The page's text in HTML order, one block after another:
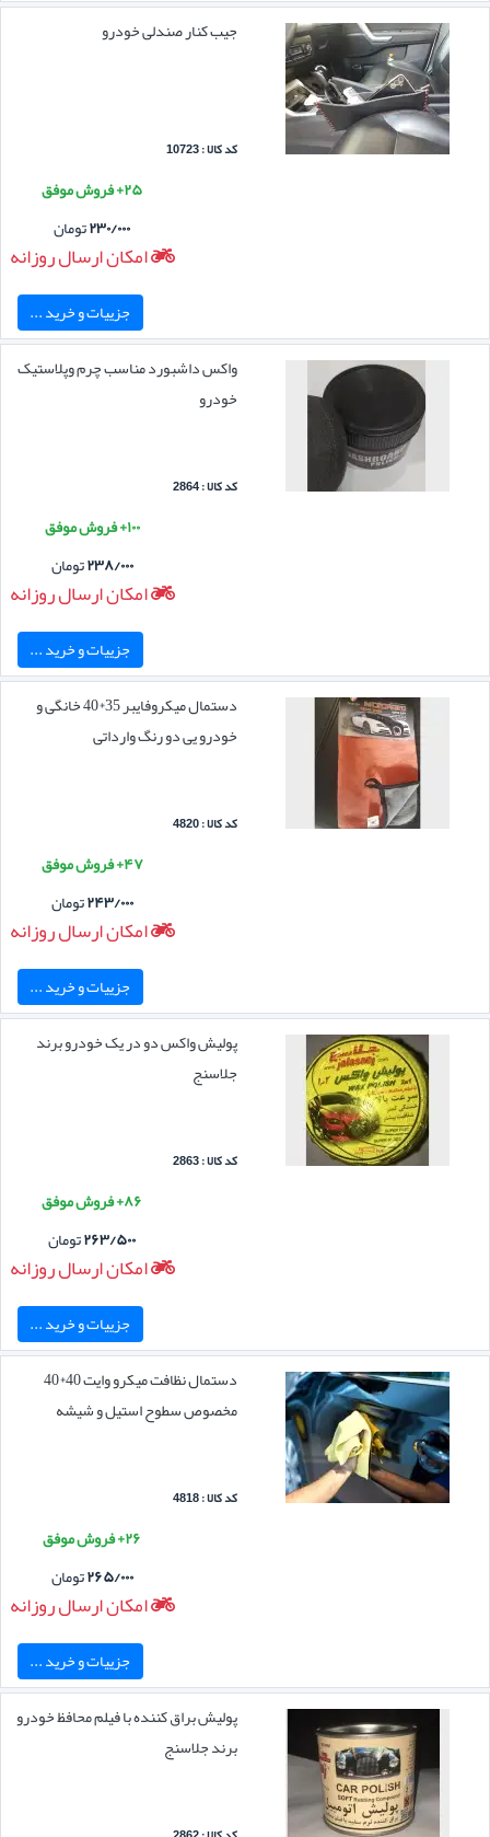
جیب کنار صندلی خودرو
کد کالا : 10723
۲۵+ فروش موفق
۲۳۰/۰۰۰تومان
امکان ارسال روزانه
جزییات و خرید ...
واکس داشبورد مناسب چرم وپلاستیک
خودرو
کد کالا : 2864
۱۰۰+ فروش موفق
۲۳۸/۰۰۰تومان
امکان ارسال روزانه
جزییات و خرید ...
دستمال میکروفایبر 35*40 خانگی و
خودرو یی دو رنگ وارداتی
کد کالا : 4820
۴۷+ فروش موفق
۲۴۳/۰۰۰تومان
امکان ارسال روزانه
جزییات و خرید ...
پولیش واکس دو در یک خودرو برند
جلاسنج
کد کالا : 2863
۸۶+ فروش موفق
۲۶۳/۵۰۰تومان
امکان ارسال روزانه
جزییات و خرید ...
دستمال نظافت میکرو وایت 40*40
مخصوص سطوح استیل و شیشه
کد کالا : 4818
۲۶+ فروش موفق
۲۶۵/۰۰۰تومان
امکان ارسال روزانه
جزییات و خرید ...
پولیش براق کننده با فیلم محافظ خودرو
برند جلاسنج